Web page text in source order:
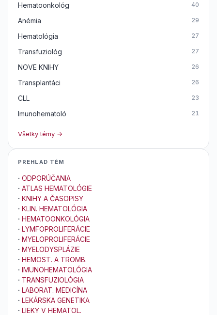
Hematoonkológ 40
Anémia 29
Hematológia 27
Transfuziológ 27
NOVE KNIHY 26
Transplantáci 26
CLL 23
Imunohematoló 21
Všetky témy →
PREHLAD TÉM
· ODPORÚČANIA
· ATLAS HEMATOLÓGIE
· KNIHY A ČASOPISY
· KLIN. HEMATOLÓGIA
· HEMATOONKOLÓGIA
· LYMFOPROLIFERÁCIE
· MYELOPROLIFERÁCIE
· MYELODYSPLÁZIE
· HEMOST. A TROMB.
· IMUNOHEMATOLÓGIA
· TRANSFUZIOLÓGIA
· LABORAT. MEDICÍNA
· LEKÁRSKA GENETIKA
· LIEKY V HEMATOL.